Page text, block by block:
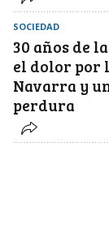
SOCIEDAD
30 años de
el dolor por
Navarra y
perdura